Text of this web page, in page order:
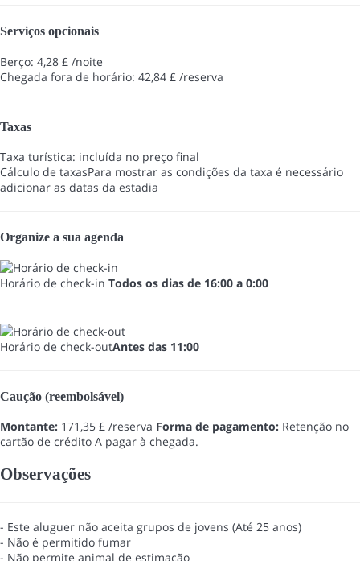
Serviços opcionais
Berço: 4,28 £ /noite
Chegada fora de horário: 42,84 £ /reserva
Taxas
Taxa turística: incluída no preço final
Cálculo de taxasPara mostrar as condições da taxa é necessário
adicionar as datas da estadia
Organize a sua agenda
Horário de check-in Todos os dias de 16:00 a 0:00
Horário de check-outAntes das 11:00
Caução (reembolsável)
Montante: 171,35 £ /reserva Forma de pagamento: Retenção no
cartão de crédito A pagar à chegada.
Observações
- Este aluguer não aceita grupos de jovens (Até 25 anos)
- Não é permitido fumar
- Não permite animal de estimação